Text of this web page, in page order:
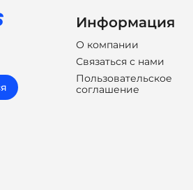
Информация
О компании
Связаться с нами
Пользовательское
соглашение